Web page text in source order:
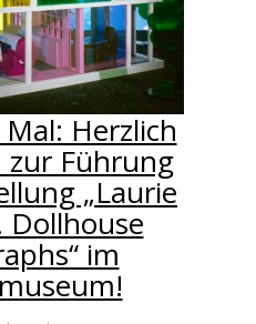
Herzlich
Führung
„Laurie
Dollhouse
im